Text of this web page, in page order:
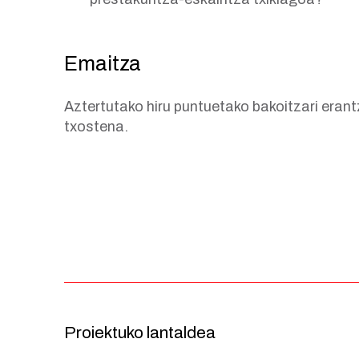
Emaitza
Aztertutako hiru puntuetako bakoitzari
txostena.
Proiektuko lantaldea